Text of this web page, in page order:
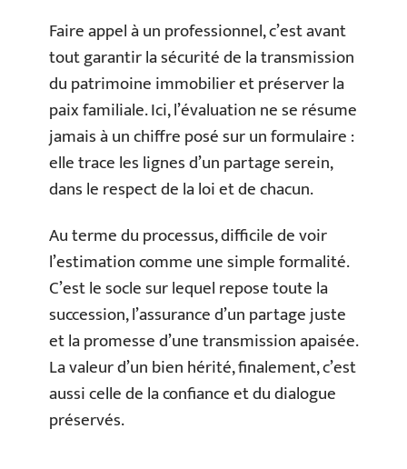
Faire appel à un professionnel, c’est avant
tout garantir la sécurité de la transmission
du patrimoine immobilier et préserver la
paix familiale. Ici, l’évaluation ne se résume
jamais à un chiffre posé sur un formulaire :
elle trace les lignes d’un partage serein,
dans le respect de la loi et de chacun.
Au terme du processus, difficile de voir
l’estimation comme une simple formalité.
C’est le socle sur lequel repose toute la
succession, l’assurance d’un partage juste
et la promesse d’une transmission apaisée.
La valeur d’un bien hérité, finalement, c’est
aussi celle de la confiance et du dialogue
préservés.